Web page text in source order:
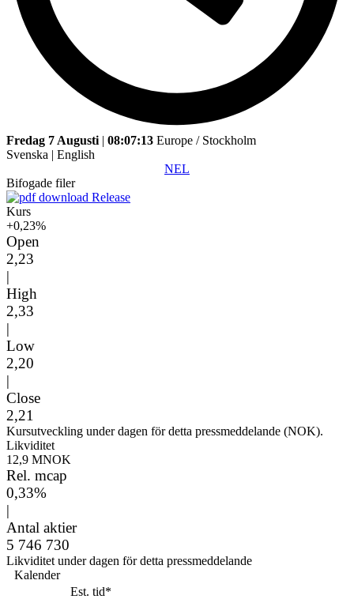
Fredag 7 Augusti | 08:07:13 Europe / Stockholm
Svenska | English
NEL
Bifogade filer
Release
Kurs
+0,23%
Open
2,23
|
High
2,33
|
Low
2,20
|
Close
2,21
Kursutveckling under dagen för detta pressmeddelande (NOK).
Likviditet
12,9 MNOK
Rel. mcap
0,33%
|
Antal aktier
5 746 730
Likviditet under dagen för detta pressmeddelande
Kalender
Est. tid*